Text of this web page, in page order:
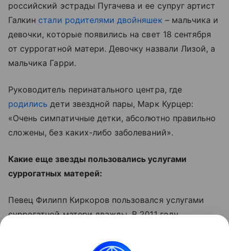
российский эстрады Пугачева и ее супруг артист
Галкин стали родителями двойняшек – мальчика и
девочки, которые появились на свет 18 сентября
от суррогатной матери. Девочку назвали Лизой, а
мальчика Гарри.
Руководитель перинатального центра, где
родились дети звездной пары, Марк Курцер:
«Очень симпатичные детки, абсолютно правильно
сложены, без каких-либо заболеваний».
Какие еще звезды пользовались услугами
суррогатных матерей:
Певец Филипп Киркоров пользовался услугами
суррогатной матери дважды. В 2011 году
. В 2012 году Киркоров стал отцом